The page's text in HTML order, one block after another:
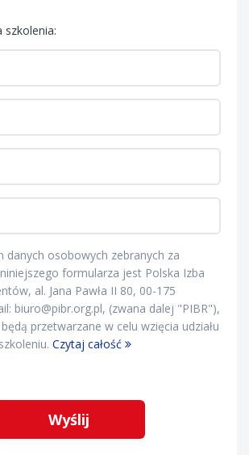
szkolenia:
danych osobowych zebranych za
formularza jest Polska Izba
al. Jana Pawła II 80, 00-175
biuro@pibr.org.pl, (zwana dalej "PIBR"),
przetwarzane w celu wzięcia udziału
Czytaj całość